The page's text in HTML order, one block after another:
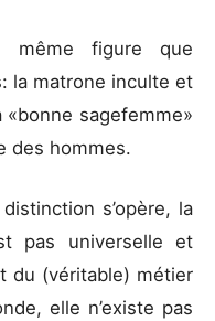
même figure que
la matrone inculte et
sagefemme»
des hommes.
s’opère, la
pas universelle et
du (véritable) métier
elle n’existe pas